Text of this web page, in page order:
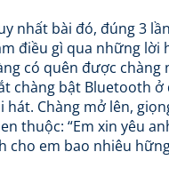
nhất bài đó, đúng 3
điều gì qua những lời
có quên được chàng
chàng bật Bluetooth
hát. Chàng mở lên,
thuộc: “Em xin yêu
cho em bao nhiêu